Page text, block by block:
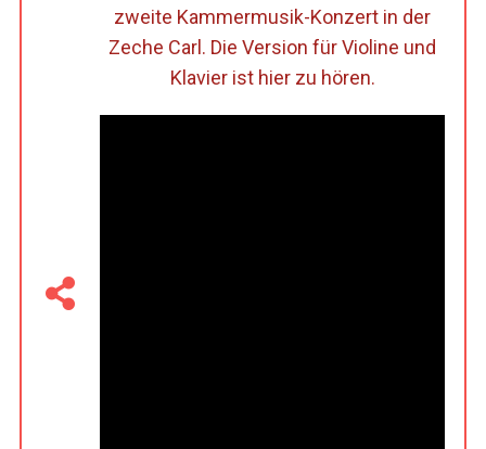
zweite Kammermusik-Konzert in der
Zeche Carl. Die Version für Violine und
Klavier ist hier zu hören.